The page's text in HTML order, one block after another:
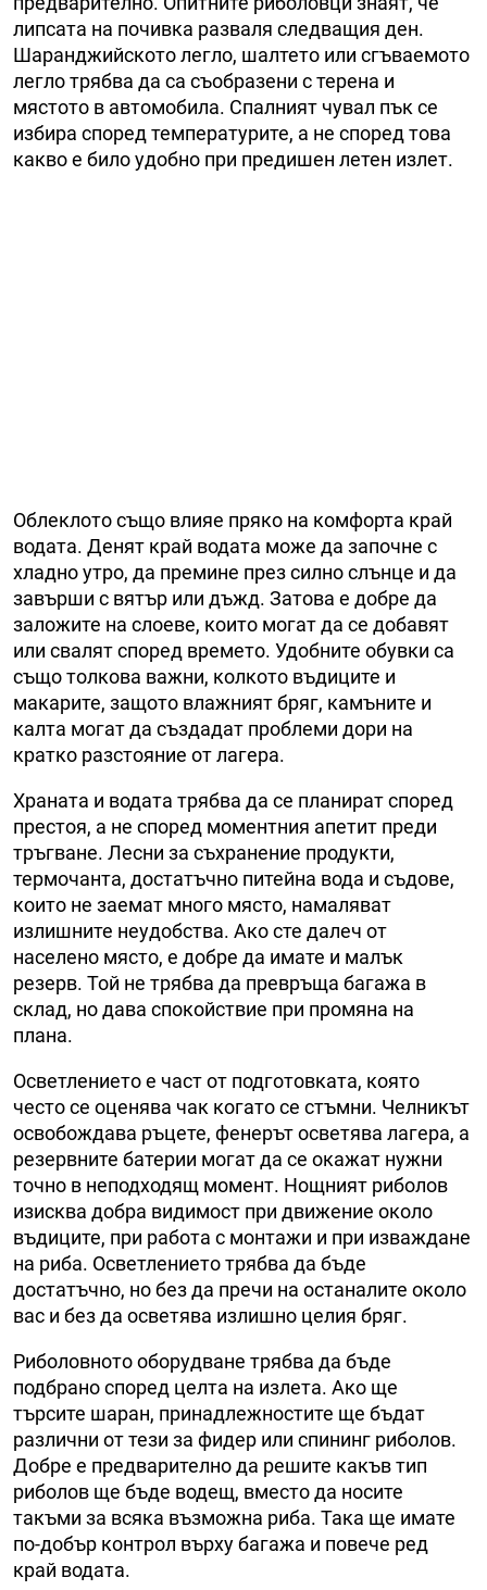
липсата на почивка разваля следващия ден.
Шаранджийското легло, шалтето или сгъваемото
легло трябва да са съобразени с терена и
мястото в автомобила. Спалният чувал пък се
избира според температурите, а не според това
какво е било удобно при предишен летен излет.
Облеклото също влияе пряко на комфорта край
водата. Денят край водата може да започне с
хладно утро, да премине през силно слънце и да
завърши с вятър или дъжд. Затова е добре да
заложите на слоеве, които могат да се добавят
или свалят според времето. Удобните обувки са
също толкова важни, колкото въдиците и
макарите, защото влажният бряг, камъните и
калта могат да създадат проблеми дори на
кратко разстояние от лагера.
Храната и водата трябва да се планират според
престоя, а не според моментния апетит преди
тръгване. Лесни за съхранение продукти,
термочанта, достатъчно питейна вода и съдове,
които не заемат много място, намаляват
излишните неудобства. Ако сте далеч от
населено място, е добре да имате и малък
резерв. Той не трябва да превръща багажа в
склад, но дава спокойствие при промяна на
плана.
Осветлението е част от подготовката, която
често се оценява чак когато се стъмни. Челникът
освобождава ръцете, фенерът осветява лагера, а
резервните батерии могат да се окажат нужни
точно в неподходящ момент. Нощният риболов
изисква добра видимост при движение около
въдиците, при работа с монтажи и при изваждане
на риба. Осветлението трябва да бъде
достатъчно, но без да пречи на останалите около
вас и без да осветява излишно целия бряг.
Риболовното оборудване трябва да бъде
подбрано според целта на излета. Ако ще
търсите шаран, принадлежностите ще бъдат
различни от тези за фидер или спининг риболов.
Добре е предварително да решите какъв тип
риболов ще бъде водещ, вместо да носите
такъми за всяка възможна риба. Така ще имате
по-добър контрол върху багажа и повече ред
край водата.